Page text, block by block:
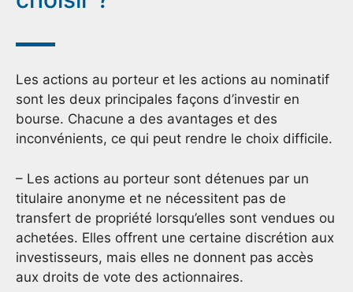
Les actions au porteur et les actions au nominatif
sont les deux principales façons d’investir en
bourse. Chacune a des avantages et des
inconvénients, ce qui peut rendre le choix difficile.
– Les actions au porteur sont détenues par un
titulaire anonyme et ne nécessitent pas de
transfert de propriété lorsqu’elles sont vendues ou
achetées. Elles offrent une certaine discrétion aux
investisseurs, mais elles ne donnent pas accès
aux droits de vote des actionnaires.